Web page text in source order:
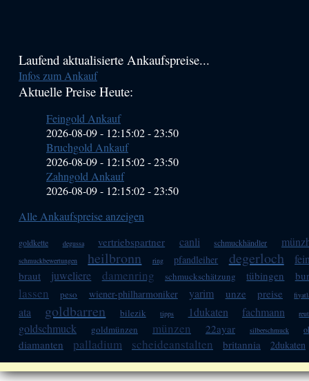
Haupt-
Sidebar
Laufend aktualisierte Ankaufspreise...
Infos zum Ankauf
Aktuelle Preise Heute:
Feingold Ankauf
2026-08-09 - 12:15:02-23:50
Bruchgold Ankauf
2026-08-09 - 12:15:02-23:50
Zahngold Ankauf
2026-08-09 - 12:15:02-23:50
Alle Ankaufspreise anzeigen
goldkette degussa vertriebspartner canli schmuckhändler
schmuckbewertungen heilbronn ring pfandleiher degerloch
braut juweliere damenring schmuckschätzung tübingen
lassen peso wiener-philharmoniker yarim unze preise
ata goldbarren bilezik tipps 1dukaten fachmann
goldschmuck goldmünzen münzen 22ayar silberschmuck
diamanten palladium scheideanstalten britannia 2dukaten